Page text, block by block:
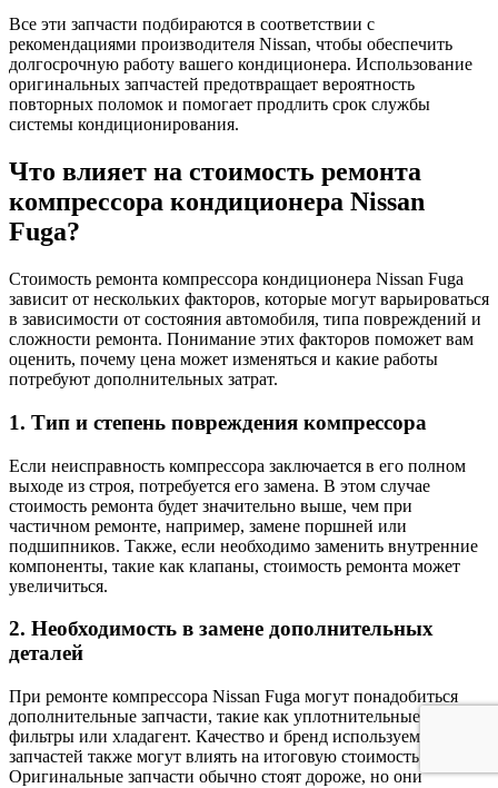
Все эти запчасти подбираются в соответствии с
рекомендациями производителя Nissan, чтобы обеспечить
долгосрочную работу вашего кондиционера. Использование
оригинальных запчастей предотвращает вероятность
повторных поломок и помогает продлить срок службы
системы кондиционирования.
Что влияет на стоимость ремонта
компрессора кондиционера Nissan
Fuga?
Стоимость ремонта компрессора кондиционера Nissan Fuga
зависит от нескольких факторов, которые могут варьироваться
в зависимости от состояния автомобиля, типа повреждений и
сложности ремонта. Понимание этих факторов поможет вам
оценить, почему цена может изменяться и какие работы
потребуют дополнительных затрат.
1. Тип и степень повреждения компрессора
Если неисправность компрессора заключается в его полном
выходе из строя, потребуется его замена. В этом случае
стоимость ремонта будет значительно выше, чем при
частичном ремонте, например, замене поршней или
подшипников. Также, если необходимо заменить внутренние
компоненты, такие как клапаны, стоимость ремонта может
увеличиться.
2. Необходимость в замене дополнительных
деталей
При ремонте компрессора Nissan Fuga могут понадобиться
дополнительные запчасти, такие как уплотнительные кольца,
фильтры или хладагент. Качество и бренд используемых
запчастей также могут влиять на итоговую стоимость.
Оригинальные запчасти обычно стоят дороже, но они